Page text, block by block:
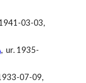
03-03,
, ur. 1935-
07-09,